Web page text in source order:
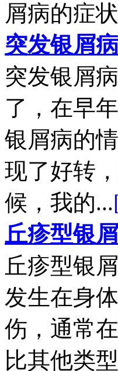
屑病的症
突发银屑
突发银屑
了，在早
银屑病的
现了好转
候，我的...
丘疹型银
丘疹型银
发生在身
伤，通常
比其他类